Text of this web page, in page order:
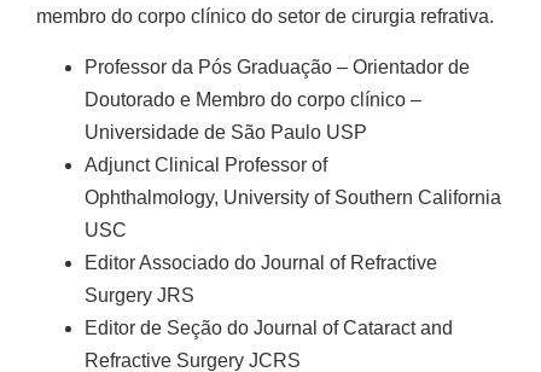
membro do corpo clínico do setor de cirurgia refrativa.
Professor da Pós Graduação – Orientador de
Doutorado e Membro do corpo clínico –
Universidade de São Paulo USP
Adjunct Clinical Professor of
Ophthalmology, University of Southern California
USC
Editor Associado do Journal of Refractive
Surgery JRS
Editor de Seção do Journal of Cataract and
Refractive Surgery JCRS